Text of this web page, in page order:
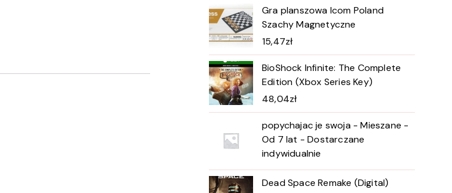
Gra planszowa Icom Poland
Szachy Magnetyczne
15,47zł
BioShock Infinite: The Complete
Edition (Xbox Series Key)
48,04zł
popychajac je swoja - Mieszane -
Od 7 lat - Dostarczane
indywidualnie
Dead Space Remake (Digital)